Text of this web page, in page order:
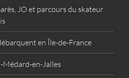
JO et parcours du skateur
en Île-de-France
Médard-en-Jalles